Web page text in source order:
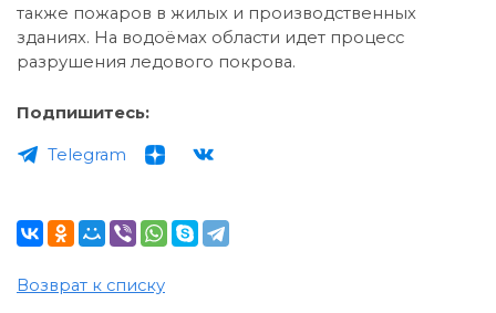
также пожаров в жилых и производственных
зданиях. На водоёмах области идет процесс
разрушения ледового покрова.
Подпишитесь:
Telegram
Возврат к списку